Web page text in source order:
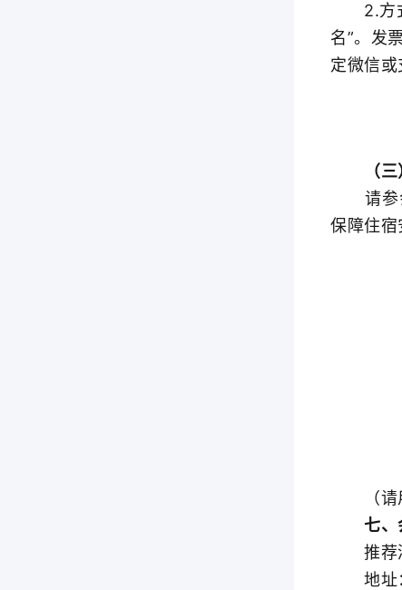
2.方式
名”。发
定微信或
（三
请参会
保障住宿
（请用
七、
推荐酒
地址：